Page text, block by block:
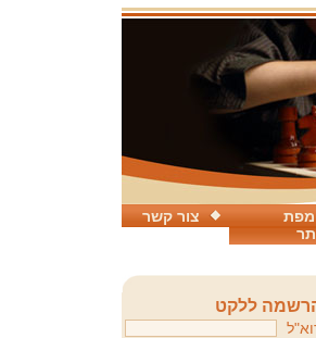
צור קשר
מפת
ללקט